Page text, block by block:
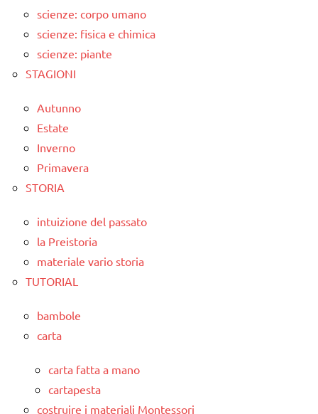
scienze: corpo umano
scienze: fisica e chimica
scienze: piante
STAGIONI
Autunno
Estate
Inverno
Primavera
STORIA
intuizione del passato
la Preistoria
materiale vario storia
TUTORIAL
bambole
carta
carta fatta a mano
cartapesta
costruire i materiali Montessori